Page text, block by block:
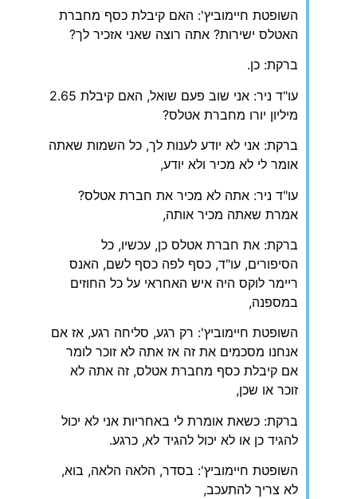
השופטת חיימוביץ': האם קיבלת כסף מחברת
האטלס ישירות? אתה רוצה שאני אזכיר לך?
ברקת: כן.
עו"ד ניר: אני שוב פעם שואל, האם קיבלת 2.65
מיליון יורו מחברת אטלס?
ברקת: אני לא יודע לענות לך, כל השמות שאתה
אומר לי לא מכיר ולא יודע,
עו"ד ניר: אתה לא מכיר את חברת אטלס?
אמרת שאתה מכיר אותה,
ברקת: את חברת אטלס כן, עכשיו, כל
הסיפורים, עו"ד, כסף לפה כסף לשם, האנס
ריימר לוקס היה איש האחראי על כל החוזים
במספנה,
השופטת חיימוביץ': רק רגע, סליחה רגע, אז אם
אנחנו מסכמים את זה אז אתה לא זוכר לומר
אם קיבלת כסף מחברת אטלס, זה אתה לא
זוכר או שכן,
ברקת: כשאת אומרת לי באחריות אני לא יכול
להגיד כן או לא יכול להגיד לא, כרגע.
השופטת חיימוביץ': בסדר, הלאה הלאה, בוא,
לא צריך להתעכב,